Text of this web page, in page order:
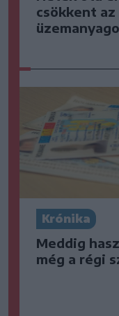
csökkent az
Krónika
Meddig
még a régi